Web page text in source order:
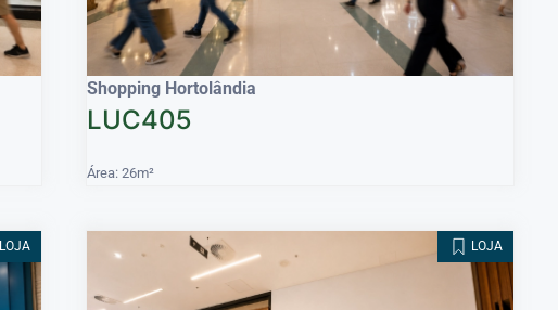
Shopping Hortolândia
LUC405
Área: 26m²
LOJA LOJA